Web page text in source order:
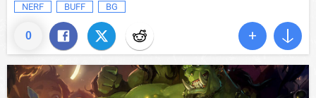
0
NERF
BUFF BG